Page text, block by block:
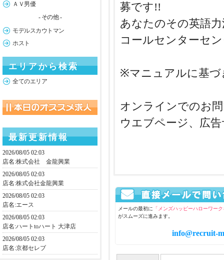
ＡＶ男優
- その他 -
モデルスカウトマン
ホスト
エリアから検索
全てのエリア
最新更新情報
2026/08/05 02:03
店名:株式会社 金龍興業
2026/08/05 02:03
店名:株式会社金龍興業
2026/08/05 02:03
店名:エース
2026/08/05 02:03
店名:ハートtoハート 大津店
2026/08/05 02:03
店名:京都セレブ
募です!!
あなたのその英語
コールセンターセ
※マニュアルに基づ
オンラインでのお
ウエブページ、広
メールの最初に 「メンズハッピーハローワー
がスムーズに進みます。
info@recruit-